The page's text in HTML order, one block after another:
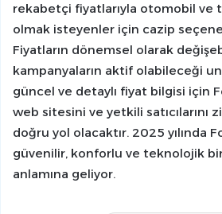
rekabetçi fiyatlarıyla otomobil ve
olmak isteyenler için cazip
Fiyatların dönemsel olarak
kampanyaların aktif olabileceği
güncel ve detaylı fiyat bilgisi için
web sitesini ve yetkili satıcılarını
doğru yol olacaktır. 2025 yılında
güvenilir, konforlu ve teknolojik
anlamına geliyor.